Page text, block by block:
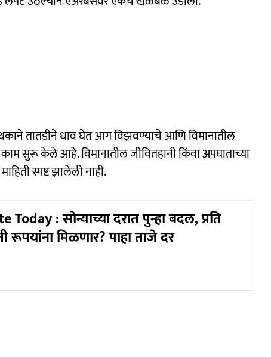
तातडीने धाव घेत आग विझवण्याचे आणि विमानातील
सुरू केले आहे. विमानातील जीवितहानी किंवा अपघाताच्या
स्पष्ट झालेली नाही.
Today : सोन्याच्या दरात पुन्हा बदल, प्रति
रूपयांना मिळणार? पाहा ताजे दर